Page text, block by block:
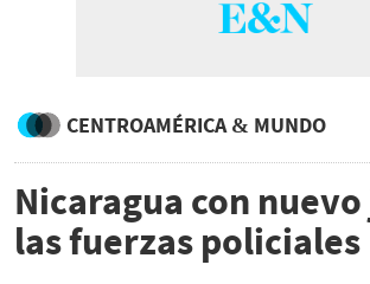
CENTROAMÉRICA & MUNDO
Nicaragua con
las fuerzas policiales